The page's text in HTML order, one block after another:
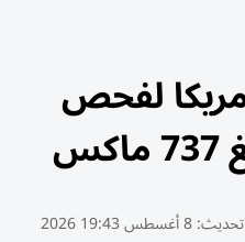
لفحص
8 أغسطس 19:43 2026